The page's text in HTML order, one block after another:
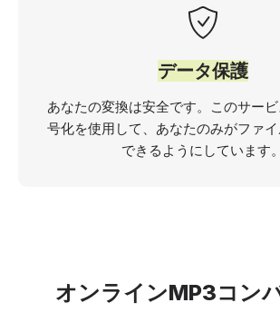
データ保護
あなたの変換は安全です。このサー
号化を使用して、あなたのみがファ
できるようにしています。
オンラインMP3コン